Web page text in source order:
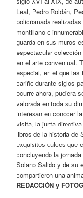
Leal, Pedro Roldán,
policromada
montillano e
guarda en sus muros
espectacular
en el arte conventual.
especial, en el que las
cariño durante siglos
ocurre ahora, pudiera
valorada en toda su
interesan en conocer
visita, la junta
libros de la historia de
exquisitos dulces que
concluyendo la
Solano Salido y de su
compartieron una
REDACCIÓN y